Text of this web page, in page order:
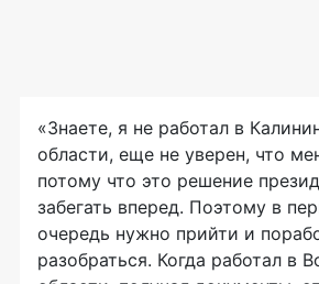
«Знаете, я не работал в
области, еще не уверен, что
потому что это решение
забегать вперед. Поэтому в
очередь нужно прийти и
разобраться. Когда работал в